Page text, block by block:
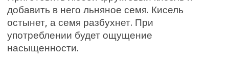
добавить в него льняное семя. Кисель
остынет, а семя разбухнет. При
употреблении будет ощущение
насыщенности.